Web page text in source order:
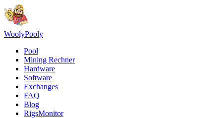
WoolyPooly
Pool
Mining Rechner
Hardware
Software
Exchanges
FAQ
Blog
RigsMonitor